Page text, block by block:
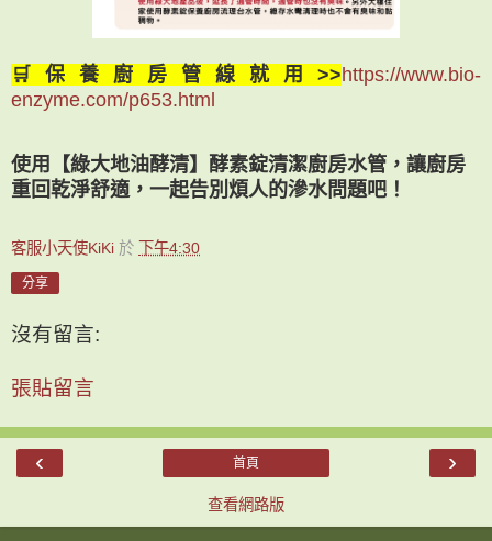
🛒保養廚房管線就用>>https://www.bio-
enzyme.com/p653.html
使用【綠大地油酵清】酵素錠清潔廚房水管，讓廚房
重回乾淨舒適，一起告別煩人的滲水問題吧！
客服小天使KiKi 於 下午4:30
分享
沒有留言:
張貼留言
‹ ›
首頁
查看網路版